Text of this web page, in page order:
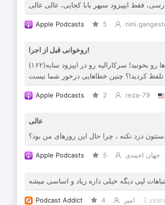
فقط ایپیزود سپهر بابا کجایی، عالی عالی
Apple Podcasts 5
روخوانی قبل از اجرا!
ضمن عرض سلام و خسته نباشید خدمت تیم رادیو بندر تهران، جناب چیتگران لااقل قبل اجرا روی متن‌ها رو بخونید! سرکارالیه رو در اپیزود سایه(۱۶۲)
کردید!؟ چنین خطاهایی درخور شما نیست
Apple Podcasts 2 reza-79
عالی
درد نکنه ، چرا حال این روزهای من بود؟
Apple Podcasts 5 جهان احمدی
لپی دیگه خیلی داره زیاد و اساسی میشه
Podcast Addict 4 امیر 2